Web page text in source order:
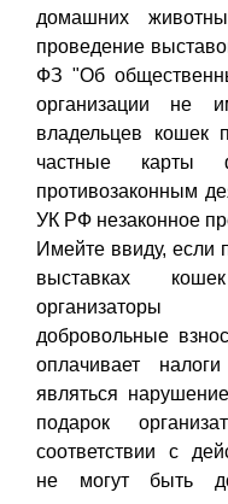
домашних
проведение
ФЗ "Об
организации не
владельцев кошек
частные карты
противозаконным
УК РФ незаконное
Имейте ввиду, если
выставках
организаторы
добровольные
оплачивает
являться
подарок
соответствии с
не могут быть